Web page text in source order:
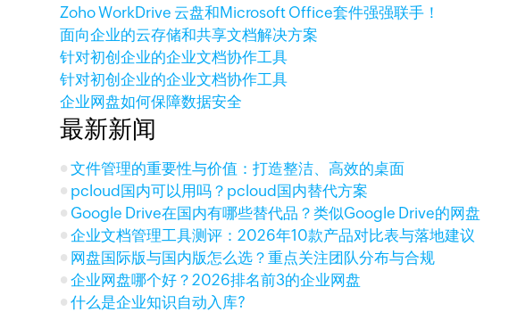
Zoho WorkDrive 云盘和Microsoft Office套件强强联手！
面向企业的云存储和共享文档解决方案
针对初创企业的企业文档协作工具
针对初创企业的企业文档协作工具
企业网盘如何保障数据安全
最新新闻
文件管理的重要性与价值：打造整洁、高效的桌面
pcloud国内可以用吗？pcloud国内替代方案
Google Drive在国内有哪些替代品？类似Google Drive的网盘
企业文档管理工具测评：2026年10款产品对比表与落地建议
网盘国际版与国内版怎么选？重点关注团队分布与合规
企业网盘哪个好？2026排名前3的企业网盘
什么是企业知识自动入库?